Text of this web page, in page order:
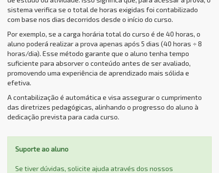
sistema verifica se o total de horas exigidas foi contabilizado
com base nos dias decorridos desde o início do curso.
Por exemplo, se a carga horária total do curso é de 40 horas, o
aluno poderá realizar a prova apenas após 5 dias (40 horas ÷ 8
horas/dia). Esse método garante que o aluno tenha tempo
suficiente para absorver o conteúdo antes de ser avaliado,
promovendo uma experiência de aprendizado mais sólida e
efetiva.
A contabilização é automática e visa assegurar o cumprimento
das diretrizes pedagógicas, alinhando o progresso do aluno à
dedicação prevista para cada curso.
Suporte ao aluno
Se tiver dúvidas, solicite ajuda através dos nossos